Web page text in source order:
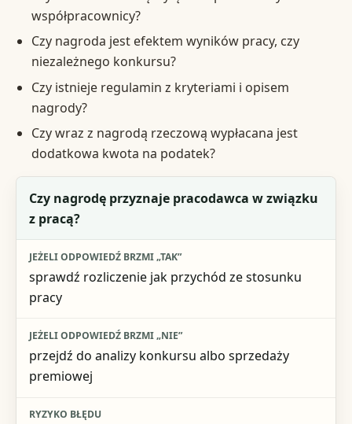
współpracownicy?
Czy nagroda jest efektem wyników pracy, czy
niezależnego konkursu?
Czy istnieje regulamin z kryteriami i opisem
nagrody?
Czy wraz z nagrodą rzeczową wypłacana jest
dodatkowa kwota na podatek?
Pytanie decyzyjne
Jeżeli odpowiedź brzmi „tak”
Jeżeli odpowiedź brzmi „nie”
Ryzyko błędu
Czy nagrodę przyznaje pracodawca w związku
z pracą?
sprawdź rozliczenie jak przychód ze stosunku
pracy
przejdź do analizy konkursu albo sprzedaży
premiowej